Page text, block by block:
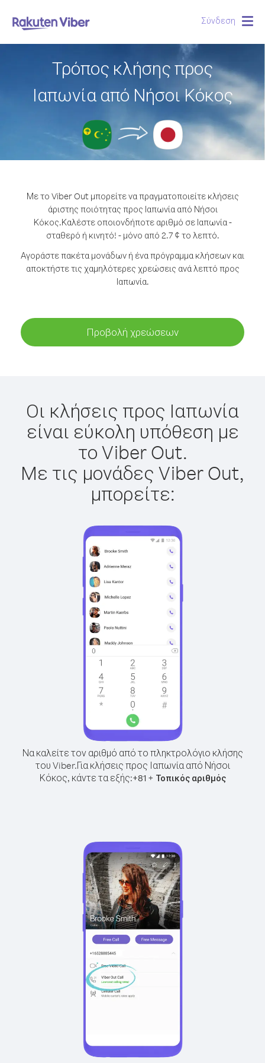
Σύνδεση
Τρόπος κλήσης προς
Ιαπωνία από Νήσοι Κόκος
Με το Viber Out μπορείτε να πραγματοποιείτε κλήσεις
άριστης ποιότητας προς Ιαπωνία από Νήσοι
Κόκος.Καλέστε οποιονδήποτε αριθμό σε Ιαπωνία -
σταθερό ή κινητό! - μόνο από 2.7 ¢ το λεπτό.
Αγοράστε πακέτα μονάδων ή ένα πρόγραμμα κλήσεων και
αποκτήστε τις χαμηλότερες χρεώσεις ανά λεπτό προς
Ιαπωνία.
Προβολή χρεώσεων
Οι κλήσεις προς Ιαπωνία
είναι εύκολη υπόθεση με
το Viber Out.
Με τις μονάδες Viber Out,
μπορείτε:
Να καλείτε τον αριθμό από το πληκτρολόγιο κλήσης
του Viber.Για κλήσεις προς Ιαπωνία από Νήσοι
Κόκος, κάντε τα εξής:+81+ Τοπικός αριθμός